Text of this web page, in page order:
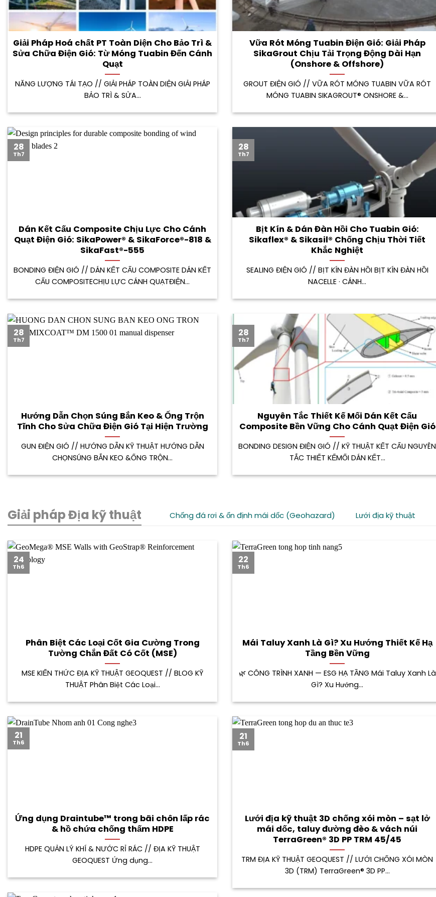
Giải Pháp Hoá chất PT Toàn Diện Cho Bảo Trì &
Sửa Chữa Điện Gió: Từ Móng Tuabin Đến Cánh
Quạt
NĂNG LƯỢNG TÁI TẠO // GIẢI PHÁP TOÀN DIỆN GIẢI PHÁP
BẢO TRÌ & SỬA...
Vữa Rót Móng Tuabin Điện Gió: Giải Pháp
SikaGrout Chịu Tải Trọng Động Dài Hạn
(Onshore & Offshore)
GROUT ĐIỆN GIÓ // VỮA RÓT MÓNG TUABIN VỮA RÓT
MÓNG TUABIN SIKAGROUT® ONSHORE &...
Dán Kết Cấu Composite Chịu Lực Cho Cánh
Quạt Điện Gió: SikaPower® & SikaForce®-818 &
SikaFast®-555
BONDING ĐIỆN GIÓ // DÁN KẾT CẤU COMPOSITE DÁN KẾT
CẤU COMPOSITECHỊU LỰC CÁNH QUẠTĐIỆN...
28
Th7
Bịt Kín & Dán Đàn Hồi Cho Tuabin Gió:
Sikaflex® & Sikasil® Chống Chịu Thời Tiết
Khắc Nghiệt
SEALING ĐIỆN GIÓ // BỊT KÍN ĐÀN HỒI BỊT KÍN ĐÀN HỒI
NACELLE · CÁNH...
28
Th7
Hướng Dẫn Chọn Súng Bắn Keo & Ống Trộn
Tĩnh Cho Sửa Chữa Điện Gió Tại Hiện Trường
GUN ĐIỆN GIÓ // HƯỚNG DẪN KỸ THUẬT HƯỚNG DẪN
CHỌNSÚNG BẮN KEO &ỐNG TRỘN...
28
Th7
Nguyên Tắc Thiết Kế Mối Dán Kết Cấu
Composite Bền Vững Cho Cánh Quạt Điện Gió
BONDING DESIGN ĐIỆN GIÓ // KỸ THUẬT KẾT CẤU NGUYÊN
TẮC THIẾT KẾMỐI DÁN KẾT...
28
Th7
Giải pháp Địa kỹ thuật Chống đá rơi & ổn định mái dốc (Geohazard) Lưới địa kỹ thuật
Phân Biệt Các Loại Cốt Gia Cường Trong
Tường Chắn Đất Có Cốt (MSE)
MSE KIẾN THỨC ĐỊA KỸ THUẬT GEOQUEST // BLOG KỸ
THUẬT Phân Biệt Các Loại...
24
Th6
Mái Taluy Xanh Là Gì? Xu Hướng Thiết Kế Hạ
Tầng Bền Vững
🌿 CÔNG TRÌNH XANH — ESG HẠ TẦNG Mái Taluy Xanh Là
Gì? Xu Hướng...
22
Th6
Ứng dụng Draintube™ trong bãi chôn lấp rác
& hồ chứa chống thấm HDPE
HDPE QUẢN LÝ KHÍ & NƯỚC RỈ RÁC // ĐỊA KỸ THUẬT
GEOQUEST Ứng dụng...
21
Th6
Lưới địa kỹ thuật 3D chống xói mòn – sạt lở
mái dốc, taluy đường đèo & vách núi
TerraGreen® 3D PP TRM 45/45
TRM ĐỊA KỸ THUẬT GEOQUEST // LƯỚI CHỐNG XÓI MÒN
3D (TRM) TerraGreen® 3D PP...
21
Th6